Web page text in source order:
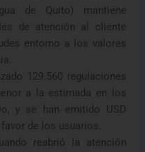
de Quito) mantiene
de atención al cliente
entorno a los valores
129.560 regulaciones
a la estimada en los
y se han emitido USD
de los usuarios.
reabrió la atención